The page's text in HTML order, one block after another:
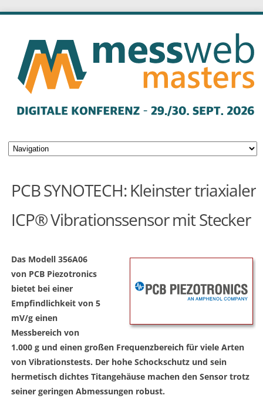
PCB SYNOTECH: Kleinster triaxialer
ICP® Vibrationssensor mit Stecker
Das Modell 356A06
von PCB Piezotronics
bietet bei einer
Empfindlichkeit von 5
mV/g einen
Messbereich von
1.000 g und einen großen Frequenzbereich für viele Arten
von Vibrationstests. Der hohe Schockschutz und sein
hermetisch dichtes Titangehäuse machen den Sensor trotz
seiner geringen Abmessungen robust.